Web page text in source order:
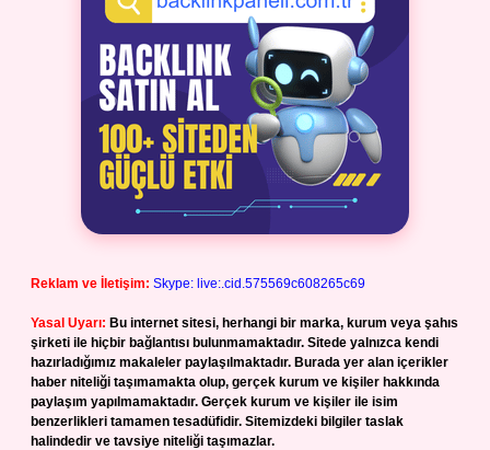
Reklam ve İletişim: Skype: live:.cid.575569c608265c69
Yasal Uyarı: Bu internet sitesi, herhangi bir marka, kurum veya şahıs
şirketi ile hiçbir bağlantısı bulunmamaktadır. Sitede yalnızca kendi
hazırladığımız makaleler paylaşılmaktadır. Burada yer alan içerikler
haber niteliği taşımamakta olup, gerçek kurum ve kişiler hakkında
paylaşım yapılmamaktadır. Gerçek kurum ve kişiler ile isim
benzerlikleri tamamen tesadüfidir. Sitemizdeki bilgiler taslak
halindedir ve tavsiye niteliği taşımazlar.